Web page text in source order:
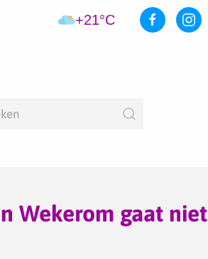
+21°C
Wekerom gaat niet